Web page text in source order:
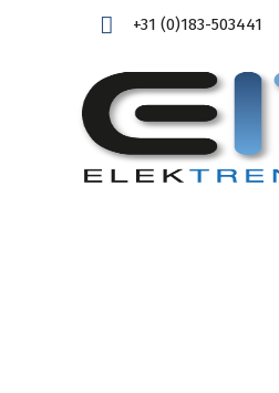
+31 (0)183-503441